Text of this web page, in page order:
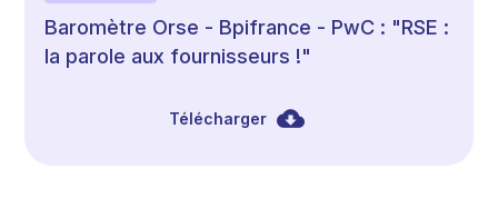
Baromètre Orse - Bpifrance - PwC : "RSE :
la parole aux fournisseurs !"
Télécharger